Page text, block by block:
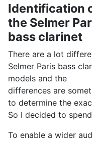
Identification
the Selmer
bass clarinet
There are a lot
Selmer Paris bass
models and the
differences are
to determine the
So I decided to
To enable a wider